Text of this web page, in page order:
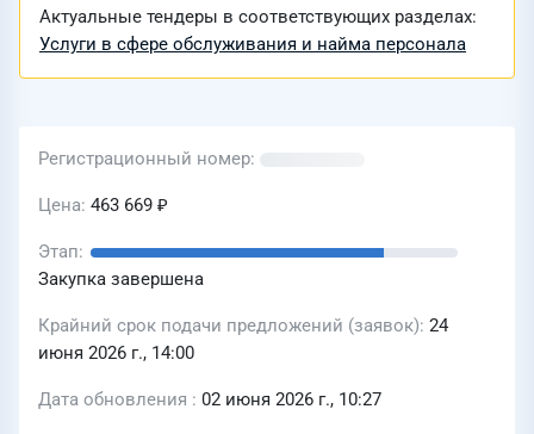
Актуальные тендеры в соответствующих разделах:
Услуги в сфере обслуживания и найма персонала
Регистрационный номер
Цена 463 669 ₽
Этап
Закупка завершена
Крайний срок подачи предложений (заявок) 24
июня 2026 г., 14:00
Дата обновления 02 июня 2026 г., 10:27